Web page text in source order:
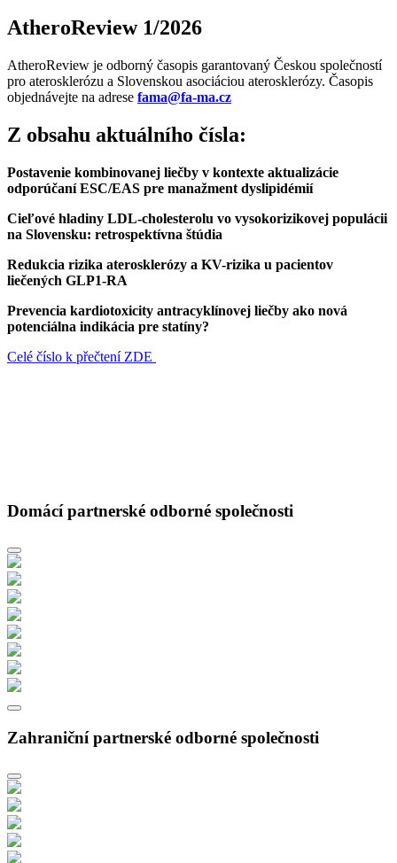
AtheroReview 1/2026
AtheroReview je odborný časopis garantovaný Českou společností
pro aterosklerózu a Slovenskou asociáciou aterosklerózy. Časopis
objednávejte na adrese fama@fa-ma.cz
Z obsahu aktuálního čísla:
Postavenie kombinovanej liečby v kontexte aktualizácie
odporúčaní ESC/EAS pre manažment dyslipidémií
Cieľové hladiny LDL-cholesterolu vo vysokorizikovej populácii
na Slovensku: retrospektívna štúdia
Redukcia rizika aterosklerózy a KV-rizika u pacientov
liečených GLP1-RA
Prevencia kardiotoxicity antracyklínovej liečby ako nová
potenciálna indikácia pre statíny?
Celé číslo k přečtení ZDE
Domácí partnerské odborné společnosti
Zahraniční partnerské odborné společnosti